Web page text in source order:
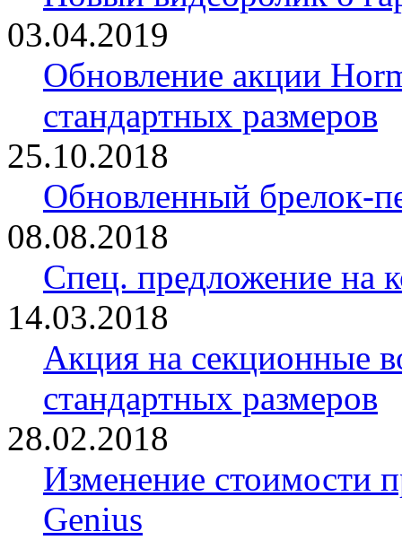
03.04.2019
Обновление акции
стандартных размеров
25.10.2018
Обновленный брелок-
08.08.2018
Спец. предложение на
14.03.2018
Акция на секционные
стандартных размеров
28.02.2018
Изменение стоимости
Genius